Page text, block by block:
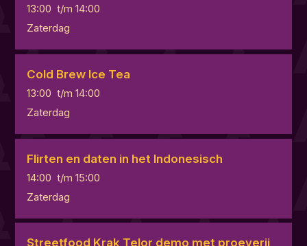
13:00 t/m14:00
Zaterdag
Cold Brew Ice Tea
13:00 t/m14:00
Zaterdag
Flirten en daten in het Indonesisch
14:00 t/m15:00
Zaterdag
Streetfood Krak Telor demo met proeverij